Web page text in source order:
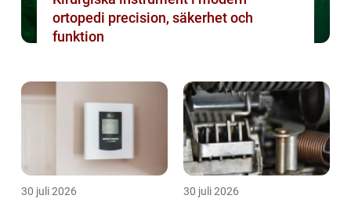
ortopedi precision, säkerhet och
funktion
30 juli 2026 30 juli 2026